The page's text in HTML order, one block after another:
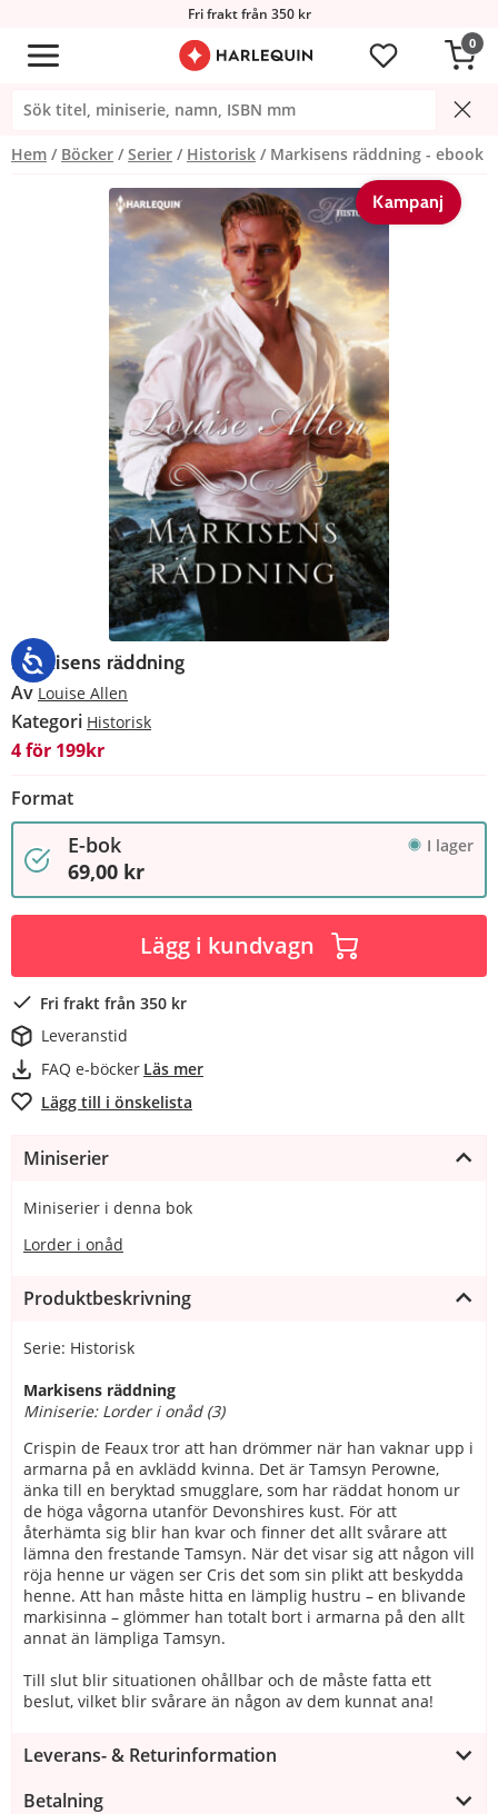
Fri frakt från 350 kr
0
Hem Böcker Serier Historisk Markisens räddning - ebook
Kampanj
Markisens räddning
Av Louise Allen
Kategori Historisk
4 för 199kr
Format
E-bok I lager
69,00 kr
Lägg i kundvagn
Fri frakt från 350 kr
Leveranstid
FAQ e-böcker Läs mer
Lägg till i önskelista
Miniserier
Miniserier i denna bok
Lorder i onåd
Produktbeskrivning
Serie: Historisk
Markisens räddning
Miniserie: Lorder i onåd (3)
Crispin de Feaux tror att han drömmer när han vaknar upp i
armarna på en avklädd kvinna. Det är Tamsyn Perowne,
änka till en beryktad smugglare, som har räddat honom ur
de höga vågorna utanför Devonshires kust. För att
återhämta sig blir han kvar och finner det allt svårare att
lämna den frestande Tamsyn. När det visar sig att någon vill
röja henne ur vägen ser Cris det som sin plikt att beskydda
henne. Att han måste hitta en lämplig hustru – en blivande
markisinna – glömmer han totalt bort i armarna på den allt
annat än lämpliga Tamsyn.
Till slut blir situationen ohållbar och de måste fatta ett
beslut, vilket blir svårare än någon av dem kunnat ana!
Leverans- & Returinformation
Betalning